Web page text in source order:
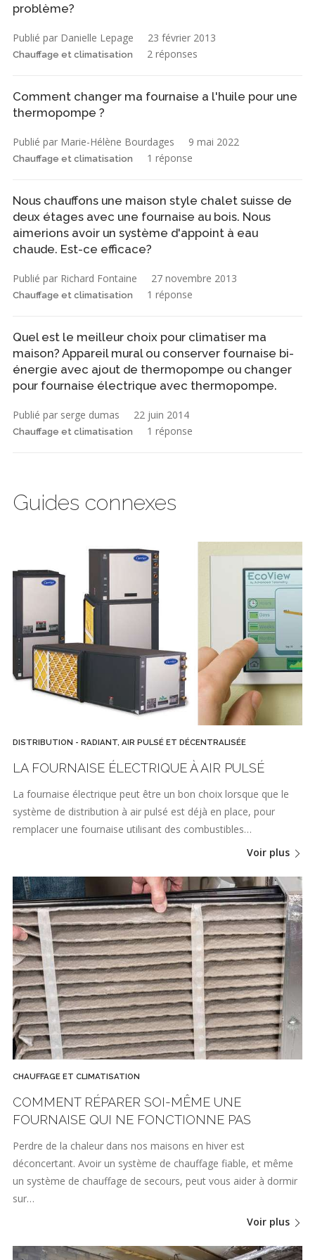
problème?
Publié par Danielle Lepage 23 février 2013
Chauffage et climatisation 2 réponses
Comment changer ma fournaise a l'huile pour une
thermopompe ?
Publié par Marie-Hélène Bourdages 9 mai 2022
Chauffage et climatisation 1 réponse
Nous chauffons une maison style chalet suisse de
deux étages avec une fournaise au bois. Nous
aimerions avoir un système d'appoint à eau
chaude. Est-ce efficace?
Publié par Richard Fontaine 27 novembre 2013
Chauffage et climatisation 1 réponse
Quel est le meilleur choix pour climatiser ma
maison? Appareil mural ou conserver fournaise bi-
énergie avec ajout de thermopompe ou changer
pour fournaise électrique avec thermopompe.
Publié par serge dumas 22 juin 2014
Chauffage et climatisation 1 réponse
Guides connexes
DISTRIBUTION - RADIANT, AIR PULSÉ ET DÉCENTRALISÉE
LA FOURNAISE ÉLECTRIQUE À AIR PULSÉ
La fournaise électrique peut être un bon choix lorsque que le
système de distribution à air pulsé est déjà en place, pour
remplacer une fournaise utilisant des combustibles…
Voir plus
CHAUFFAGE ET CLIMATISATION
COMMENT RÉPARER SOI-MÊME UNE
FOURNAISE QUI NE FONCTIONNE PAS
Perdre de la chaleur dans nos maisons en hiver est
déconcertant. Avoir un système de chauffage fiable, et même
un système de chauffage de secours, peut vous aider à dormir
sur…
Voir plus